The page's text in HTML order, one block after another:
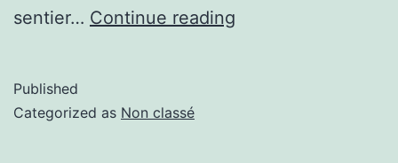
sentier… Continue reading
Published
Categorized as Non classé